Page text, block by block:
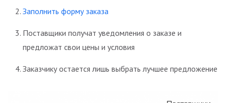
Заполнить форму заказа
Поставщики получат уведомления о заказе и
предложат свои цены и условия
Заказчику остается лишь выбрать лучшее предложение